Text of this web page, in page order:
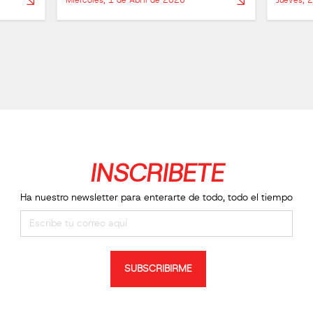
INSCRIBETE
Ha nuestro newsletter para enterarte de todo, todo el tiempo
SUBSCRIBIRME